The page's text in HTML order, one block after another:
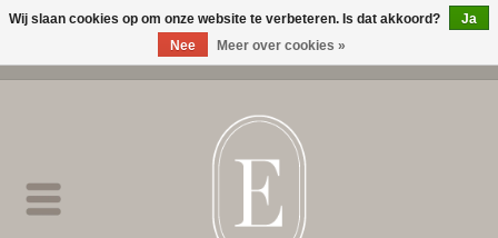
BIJ ELISE
Wij slaan cookies op om onze website te verbeteren. Is dat akkoord?
Ja
Nee
Meer over cookies »